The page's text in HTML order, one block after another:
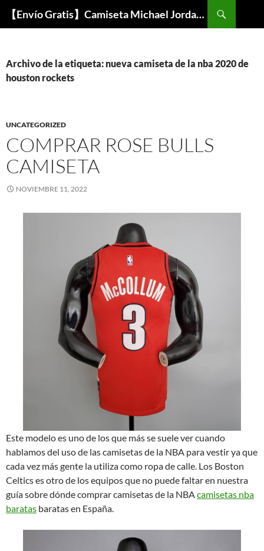
【Envío Gratis】Camiseta Michael Jordan NBA Barata
Buscar
Archivo de la etiqueta: nueva camiseta de la nba 2020 de
houston rockets
UNCATEGORIZED
COMPRAR ROSE BULLS
CAMISETA
NOVIEMBRE 11, 2022
Este modelo es uno de los que más se suele ver cuando
hablamos del uso de las camisetas de la NBA para vestir ya que
cada vez más gente la utiliza como ropa de calle. Los Boston
Celtics es otro de los equipos que no puede faltar en nuestra
guía sobre dónde comprar camisetas de la NBAcamisetas nba
baratas baratas en España.